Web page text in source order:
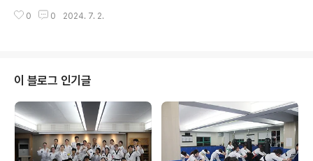
안 준비 하는 과정에서 많이 힘들었지만 그래도 좋은 기억
기 때문에 리허설에 문제는 없었습니다. 마음을 잡고 리허
설 시작 ! 실제로 무대에 서보니 변경 해야하는 것들이 많이
있어 입장부터 변경하고 1시간 정도 휴식시간이 남아서 아
이들과 함께 축제를 즐기며 대기를 하였습니다오후 5시가
되어 슬슬 준비를 하고 축제인 만큼 즐거운 마음으로 축제
를 즐겨보려고 합니다~! 드디어 ..
0 0 2024. 7. 2.
이 블로그 인기글